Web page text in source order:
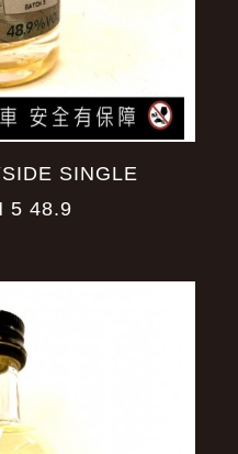
SINGLE
5 48.9